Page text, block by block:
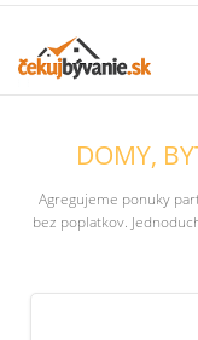
DOMY,
Agregujeme ponuky
bez poplatkov.